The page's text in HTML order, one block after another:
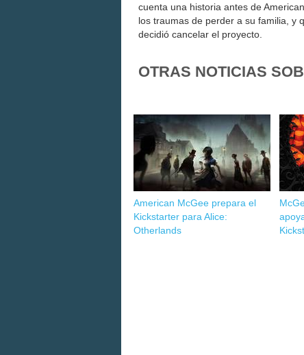
cuenta una historia antes de
los traumas de perder a su familia, y
decidió cancelar el proyecto.
OTRAS NOTICIAS
American McGee prepara el
Kickstarter para Alice:
Otherlands